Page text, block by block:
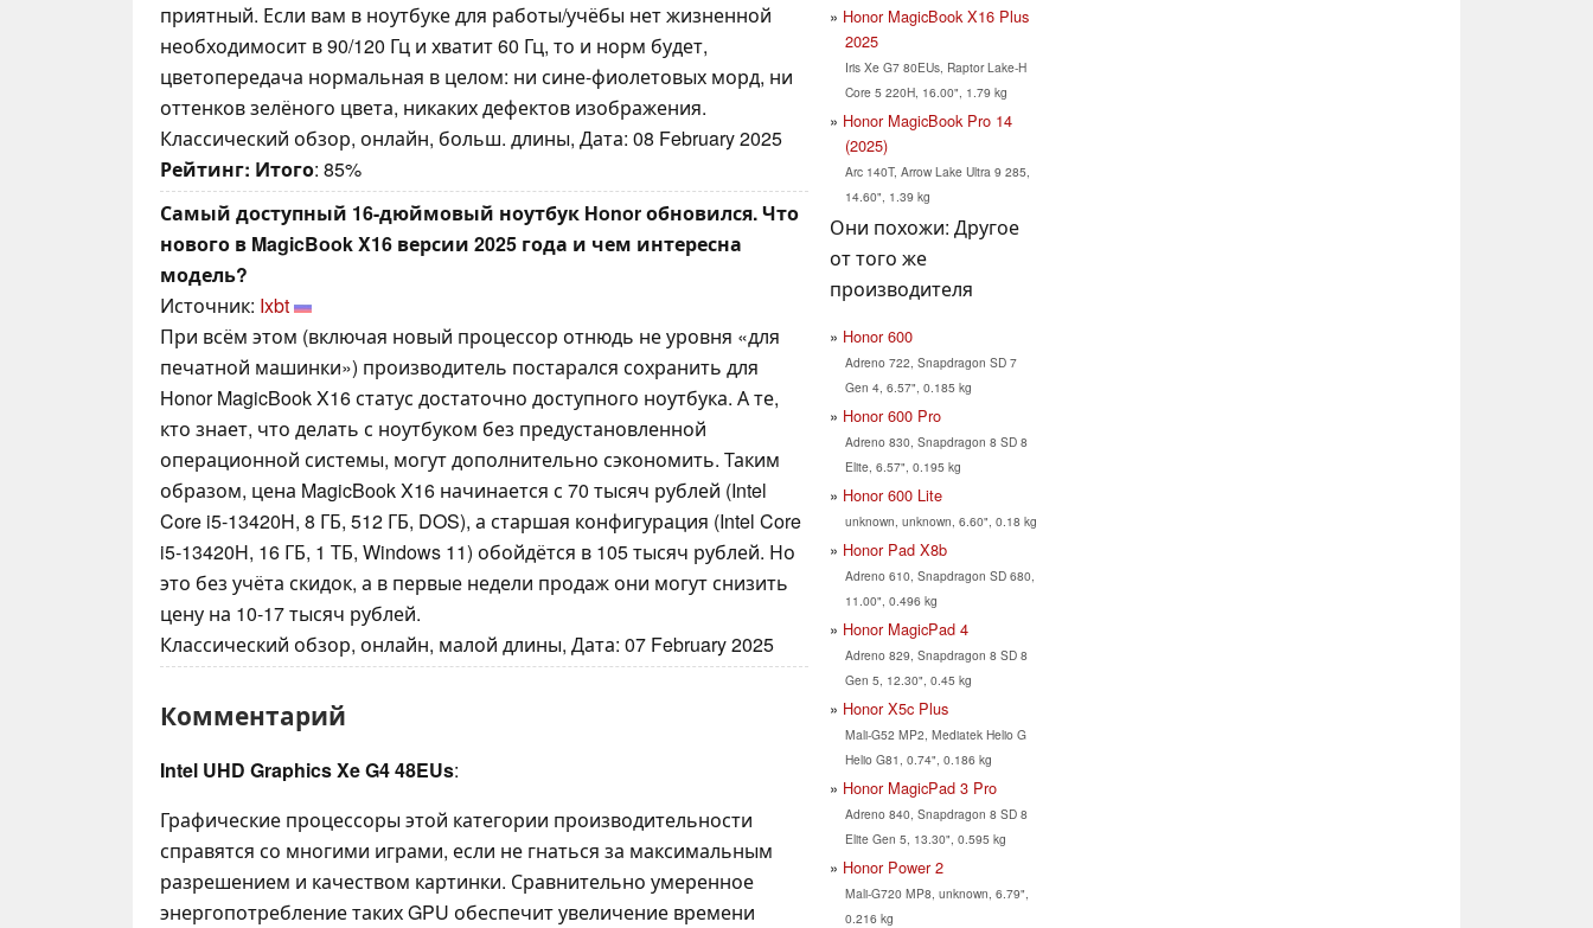
приятный. Если вам в ноутбуке для работы/учёбы нет жизненной
необходимосит в 90/120 Гц и хватит 60 Гц, то и норм будет,
цветопередача нормальная в целом: ни сине-фиолетовых морд, ни
оттенков зелёного цвета, никаких дефектов изображения.
Классический обзор, онлайн, больш. длины, Дата: 08 February 2025
Рейтинг: Итого: 85%
Самый доступный 16-дюймовый ноутбук Honor обновился. Что
нового в MagicBook X16 версии 2025 года и чем интересна
модель?
Источник: Ixbt
При всём этом (включая новый процессор отнюдь не уровня «для
печатной машинки») производитель постарался сохранить для
Honor MagicBook X16 статус достаточно доступного ноутбука. А те,
кто знает, что делать с ноутбуком без предустановленной
операционной системы, могут дополнительно сэкономить. Таким
образом, цена MagicBook X16 начинается с 70 тысяч рублей (Intel
Core i5-13420H, 8 ГБ, 512 ГБ, DOS), а старшая конфигурация (Intel Core
i5-13420H, 16 ГБ, 1 ТБ, Windows 11) обойдётся в 105 тысяч рублей. Но
это без учёта скидок, а в первые недели продаж они могут снизить
цену на 10-17 тысяч рублей.
Классический обзор, онлайн, малой длины, Дата: 07 February 2025
Комментарий
Intel UHD Graphics Xe G4 48EUs:
Графические процессоры этой категории производительности
справятся со многими играми, если не гнаться за максимальным
разрешением и качеством картинки. Сравнительно умеренное
энергопотребление таких GPU обеспечит увеличение времени
Honor MagicBook X16 Plus
2025
Iris Xe G7 80EUs, Raptor Lake-H
Core 5 220H, 16.00", 1.79 kg
Honor MagicBook Pro 14
(2025)
Arc 140T, Arrow Lake Ultra 9 285,
14.60", 1.39 kg
Они похожи: Другое
от того же
производителя
Honor 600
Adreno 722, Snapdragon SD 7
Gen 4, 6.57", 0.185 kg
Honor 600 Pro
Adreno 830, Snapdragon 8 SD 8
Elite, 6.57", 0.195 kg
Honor 600 Lite
unknown, unknown, 6.60", 0.18 kg
Honor Pad X8b
Adreno 610, Snapdragon SD 680,
11.00", 0.496 kg
Honor MagicPad 4
Adreno 829, Snapdragon 8 SD 8
Gen 5, 12.30", 0.45 kg
Honor X5c Plus
Mali-G52 MP2, Mediatek Helio G
Helio G81, 0.74", 0.186 kg
Honor MagicPad 3 Pro
Adreno 840, Snapdragon 8 SD 8
Elite Gen 5, 13.30", 0.595 kg
Honor Power 2
Mali-G720 MP8, unknown, 6.79",
0.216 kg